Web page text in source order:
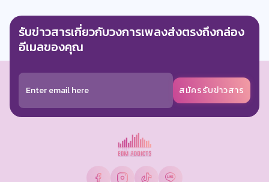
รับข่าวสารเกี่ยวกับวงการเพลงส่งตรงถึงกล่อง
อีเมลของคุณ
สมัครรับข่าวสาร